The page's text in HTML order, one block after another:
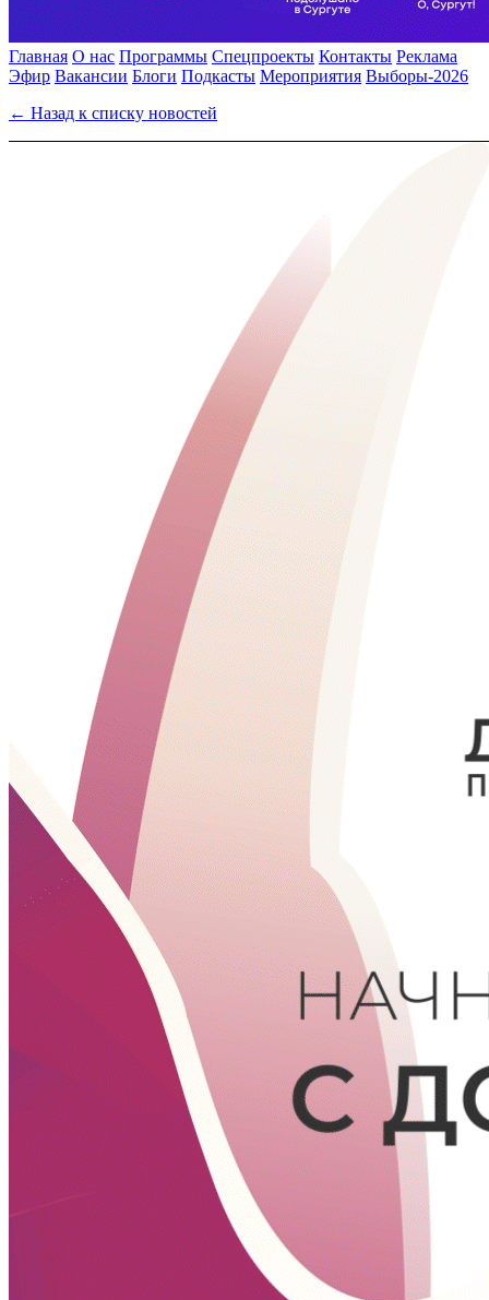
Главная О нас Программы Спецпроекты Контакты Реклама
Эфир Вакансии Блоги Подкасты Мероприятия Выборы-2026
← Назад к списку новостей